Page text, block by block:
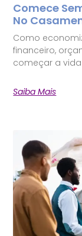
Comece
No
Como
financeiro,
começar a
Saiba Mais